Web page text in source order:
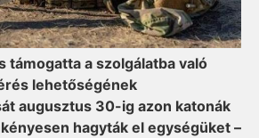
támogatta a szolgálatba való
lehetőségének
augusztus 30-ig azon katonák
hagyták el egységüket –